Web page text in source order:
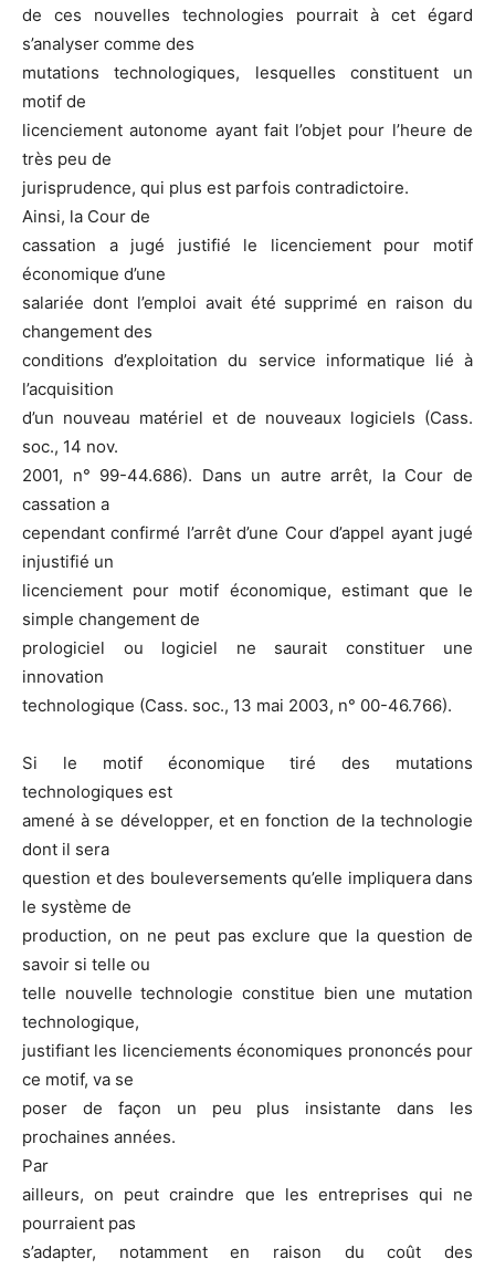
de ces nouvelles technologies pourrait à cet égard
s’analyser comme des
mutations technologiques, lesquelles constituent un
motif de
licenciement autonome ayant fait l’objet pour l’heure de
très peu de
jurisprudence, qui plus est parfois contradictoire.
Ainsi, la Cour de
cassation a jugé justifié le licenciement pour motif
économique d’une
salariée dont l’emploi avait été supprimé en raison du
changement des
conditions d’exploitation du service informatique lié à
l’acquisition
d’un nouveau matériel et de nouveaux logiciels (Cass.
soc., 14 nov.
2001, n° 99-44.686). Dans un autre arrêt, la Cour de
cassation a
cependant confirmé l’arrêt d’une Cour d’appel ayant jugé
injustifié un
licenciement pour motif économique, estimant que le
simple changement de
prologiciel ou logiciel ne saurait constituer une
innovation
technologique (Cass. soc., 13 mai 2003, n° 00-46.766).
Si le motif économique tiré des mutations
technologiques est
amené à se développer, et en fonction de la technologie
dont il sera
question et des bouleversements qu’elle impliquera dans
le système de
production, on ne peut pas exclure que la question de
savoir si telle ou
telle nouvelle technologie constitue bien une mutation
technologique,
justifiant les licenciements économiques prononcés pour
ce motif, va se
poser de façon un peu plus insistante dans les
prochaines années.
Par
ailleurs, on peut craindre que les entreprises qui ne
pourraient pas
s’adapter, notamment en raison du coût des